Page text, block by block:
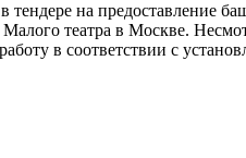
на предоставление
Малого театра в Москве.
в соответствии с